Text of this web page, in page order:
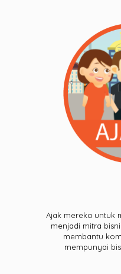
Ajak mereka untuk
menjadi mitra
membantu
mempunyai